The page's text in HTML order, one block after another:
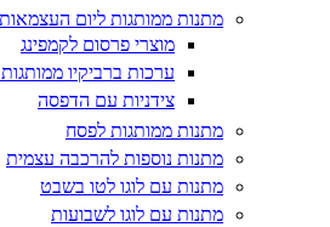
מתנות ממותגות ליום העצמאות
מוצרי פרסום לקמפינג
ערכות ברביקיו
צידניות עם הדפסה
מתנות ממותגות לפסח
מתנות נוספות להרכבה עצמית
מתנות עם לוגו לטו בשבט
מתנות עם לוגו לשבועות